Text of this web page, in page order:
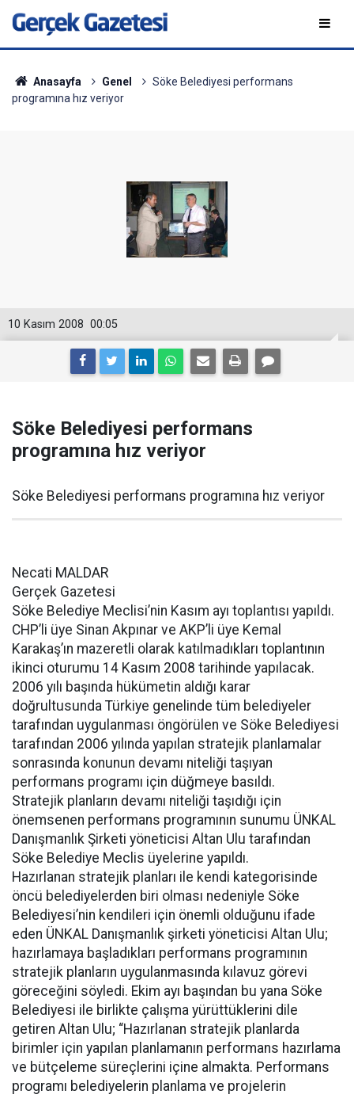
Anasayfa Genel
Söke Belediyesi performans
programına hız veriyor
00:05
10 Kasım 2008
Söke Belediyesi performans
programına hız veriyor
Söke Belediyesi performans programına hız veriyor
Necati MALDAR
Gerçek Gazetesi
Söke Belediye Meclisi’nin Kasım ayı toplantısı yapıldı.
CHP’li üye Sinan Akpınar ve AKP’li üye Kemal
Karakaş’ın mazeretli olarak katılmadıkları toplantının
ikinci oturumu 14 Kasım 2008 tarihinde yapılacak.
2006 yılı başında hükümetin aldığı karar
doğrultusunda Türkiye genelinde tüm belediyeler
tarafından uygulanması öngörülen ve Söke Belediyesi
tarafından 2006 yılında yapılan stratejik planlamalar
sonrasında konunun devamı niteliği taşıyan
performans programı için düğmeye basıldı.
Stratejik planların devamı niteliği taşıdığı için
önemsenen performans programının sunumu ÜNKAL
Danışmanlık Şirketi yöneticisi Altan Ulu tarafından
Söke Belediye Meclis üyelerine yapıldı.
Hazırlanan stratejik planları ile kendi kategorisinde
öncü belediyelerden biri olması nedeniyle Söke
Belediyesi’nin kendileri için önemli olduğunu ifade
eden ÜNKAL Danışmanlık şirketi yöneticisi Altan Ulu;
hazırlamaya başladıkları performans programının
stratejik planların uygulanmasında kılavuz görevi
göreceğini söyledi. Ekim ayı başından bu yana Söke
Belediyesi ile birlikte çalışma yürüttüklerini dile
getiren Altan Ulu; “Hazırlanan stratejik planlarda
birimler için yapılan planlamanın performans hazırlama
ve bütçeleme süreçlerini içine almakta. Performans
programı belediyelerin planlama ve projelerin